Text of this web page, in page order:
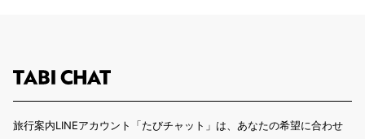
旅行案内LINEアカウント「たびチャット」は、あなたの希望に合わせ